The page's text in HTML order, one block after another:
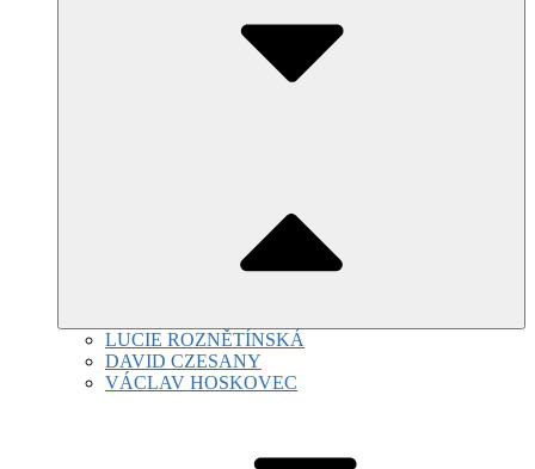
LUCIE ROZNĚTÍNSKÁ
DAVID CZESANY
VÁCLAV HOSKOVEC